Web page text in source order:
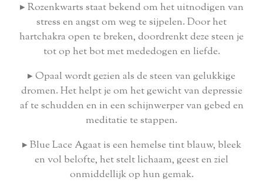
▸ Rozenkwarts staat bekend om het uitnodigen van
stress en angst om weg te sijpelen. Door het
hartchakra open te breken, doordrenkt deze steen je
tot op het bot met mededogen en liefde.
▸ Opaal wordt gezien als de steen van gelukkige
dromen. Het helpt je om het gewicht van depressie
af te schudden en in een schijnwerper van gebed en
meditatie te stappen.
▸ Blue Lace Agaat is een hemelse tint blauw, bleek
en vol belofte, het stelt lichaam, geest en ziel
onmiddellijk op hun gemak.